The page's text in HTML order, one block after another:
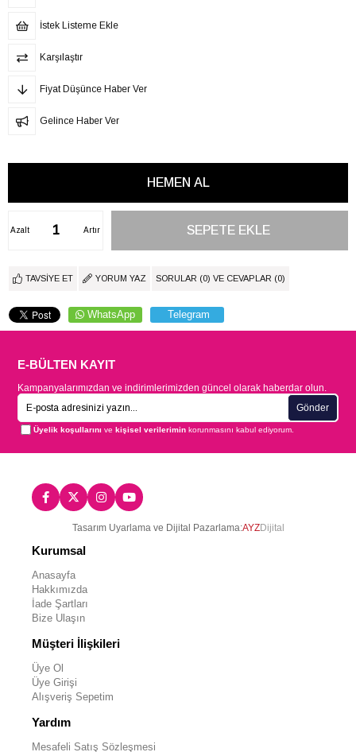
İstek Listeme Ekle
Karşılaştır
Fiyat Düşünce Haber Ver
Gelince Haber Ver
Artır
Azalt
TAVSIYE ET YORUM YAZ SORULAR (0) VE CEVAPLAR (0)
WhatsApp Telegram
E-BÜLTEN KAYIT
Kampanyalarımızdan ve indirimlerimizden güncel olarak haberdar olun.
Gönder
Üyelik koşullarını vekişisel verilerimin korunmasını kabul ediyorum.
Tasarım Uyarlama ve Dijital Pazarlama:AYZDijital
Kurumsal
Anasayfa
Hakkımızda
İade Şartları
Bize Ulaşın
Müşteri İlişkileri
Üye Ol
Üye Girişi
Alışveriş Sepetim
Yardım
Mesafeli Satış Sözleşmesi